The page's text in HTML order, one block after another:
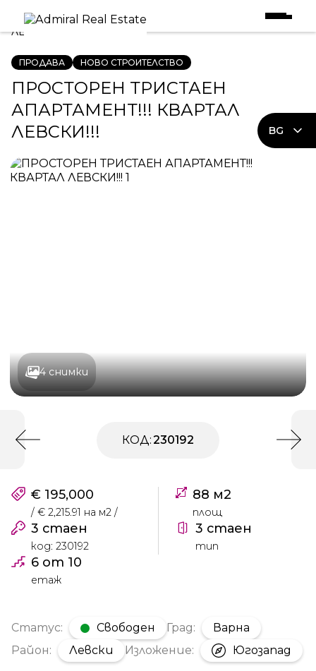
BG
ПРОСТОРЕН ТРИСТАЕН АПАРТАМЕНТ!!! КВАРТАЛ
ЛЕВСКИ!!!
ПРОДАВА НОВО СТРОИТЕЛСТВО
ПРОСТОРЕН ТРИСТАЕН
АПАРТАМЕНТ!!! КВАРТАЛ
ЛЕВСКИ!!!
4 снимки
КОД:230192
€ 195,000
/ € 2,215.91 на м2 /
88 м2
площ
3 стаен
код: 230192
3 стаен
тип
6 от 10
етаж
Статус: Свободен Град:
Варна
Район:
Левски Изложение: Югозапад